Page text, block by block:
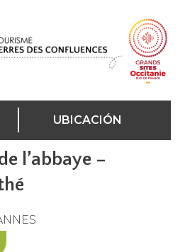
UBICACIÓN
l’abbaye –